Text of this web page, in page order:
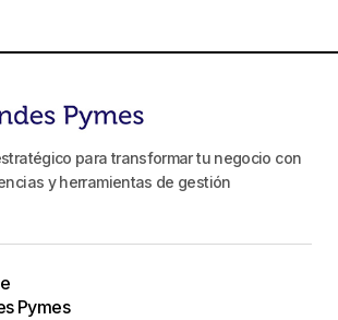
para transformar tu negocio con
y herramientas de gestión
Pymes